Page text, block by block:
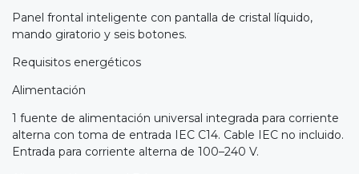
Panel frontal inteligente con pantalla de cristal líquido,
mando giratorio y seis botones.
Requisitos energéticos
Alimentación
1 fuente de alimentación universal integrada para corriente
alterna con toma de entrada IEC C14. Cable IEC no incluido.
Entrada para corriente alterna de 100–240 V.